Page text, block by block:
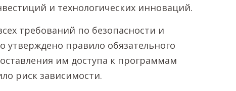
и технологических инноваций.
требований по безопасности и
утверждено правило обязательного
им доступа к программам
риск зависимости.